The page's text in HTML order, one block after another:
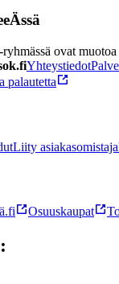
ovat muotoa
Yhteystiedot
palautetta
Liity
Osuuskaupat